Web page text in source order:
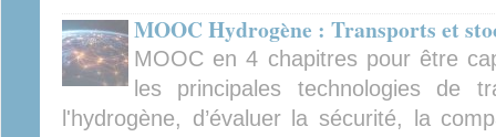
MOOC Hydrogène : Transports et
MOOC en 4 chapitres pour être
les principales technologies de
l'hydrogène, d’évaluer la sécurité, la